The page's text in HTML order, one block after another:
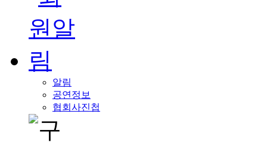
알림
공연정보
협회사진첩